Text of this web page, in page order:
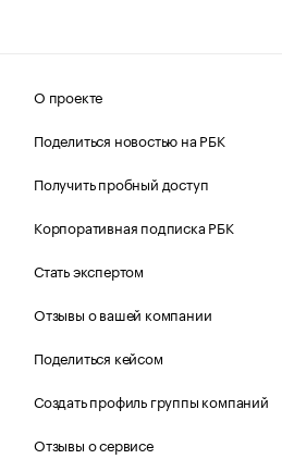
О проекте
Поделиться новостью на РБК
Получить пробный доступ
Корпоративная подписка РБК
Стать экспертом
Отзывы о вашей компании
Поделиться кейсом
Создать профиль группы компаний
Отзывы о сервисе